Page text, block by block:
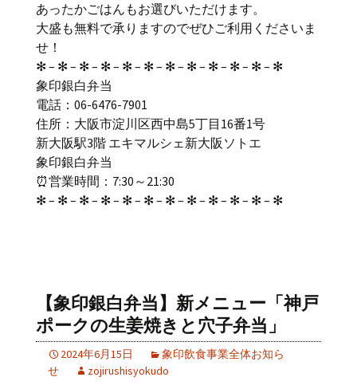
あったかごはんもお選びいただけます。
大盛も無料で承りますのでぜひご利用くださいま
せ！
✻ – ✻ – ✻ – ✻ – ✻ – ✻ – ✻ – ✻ – ✻ – ✻ – ✻ – ✻
象印銀白弁当
電話：06-6476-7901
住所：大阪市淀川区西中島5丁目16番1号
新大阪駅3階 エキマルシェ新大阪ソトエ
象印銀白弁当
⏰営業時間：7:30～21:30
✻ – ✻ – ✻ – ✻ – ✻ – ✻ – ✻ – ✻ – ✻ – ✻ – ✻ – ✻
【象印銀白弁当】新メニュー「神戸
ポークの生姜焼きと穴子弁当」
2024年6月15日
象印飲食事業全体お知ら
せ
zojirushisyokudo